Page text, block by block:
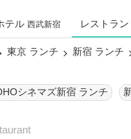
テル 西武新宿 レストラン
東京 ランチ 新宿 ランチ
シネマズ新宿 ランチ